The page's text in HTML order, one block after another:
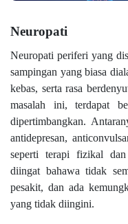
Neuropati
Neuropati periferi yang
sampingan yang biasa
kebas, serta rasa
masalah ini, terdapat
dipertimbangkan.
antidepresan,
seperti terapi fizikal
diingat bahawa tidak
pesakit, dan ada
yang tidak diingini.